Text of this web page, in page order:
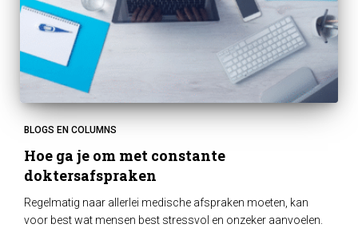
BLOGS EN COLUMNS
Hoe ga je om met constante
doktersafspraken
Regelmatig naar allerlei medische afspraken moeten, kan
voor best wat mensen best stressvol en onzeker aanvoelen.